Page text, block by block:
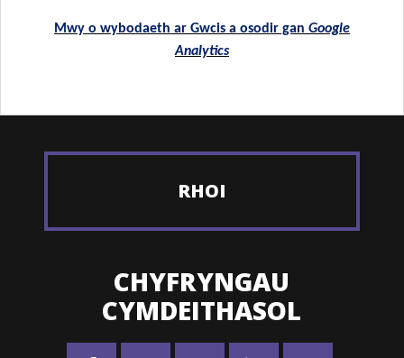
Mwy o wybodaeth ar Gwcis a osodir gan Google
Analytics
RHOI
CHYFRYNGAU
CYMDEITHASOL